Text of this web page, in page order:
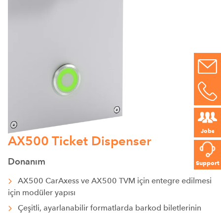
Jobs
Support
AX500 Ticket Dispenser
Donanım
AX500 CarAxess ve AX500 TVM için entegre edilmesi
için modüler yapısı
Çeşitli, ayarlanabilir formatlarda barkod biletlerinin